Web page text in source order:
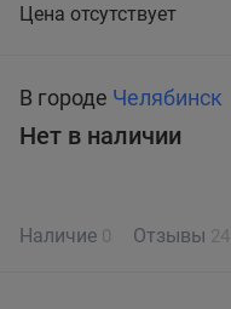
Цена отсутствует
В городе Челябинск
Нет в наличии
Наличие 0 Отзывы 24